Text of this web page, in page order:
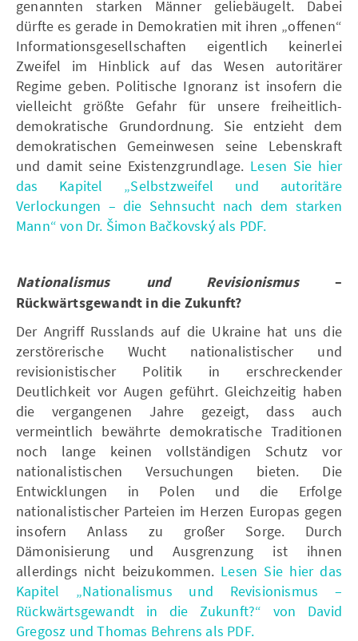
genannten starken Männer geliebäugelt. Dabei
dürfte es gerade in Demokratien mit ihren „offenen“
Informationsgesellschaften eigentlich keinerlei
Zweifel im Hinblick auf das Wesen autoritärer
Regime geben. Politische Ignoranz ist insofern die
vielleicht größte Gefahr für unsere freiheitlich-
demokratische Grundordnung. Sie entzieht dem
demokratischen Gemeinwesen seine Lebenskraft
und damit seine Existenzgrundlage. Lesen Sie hier
das Kapitel „Selbstzweifel und autoritäre
Verlockungen – die Sehnsucht nach dem starken
Mann“ von Dr. Šimon Bačkovský als PDF.
Nationalismus und Revisionismus –
Rückwärtsgewandt in die Zukunft?
Der Angriff Russlands auf die Ukraine hat uns die
zerstörerische Wucht nationalistischer und
revisionistischer Politik in erschreckender
Deutlichkeit vor Augen geführt. Gleichzeitig haben
die vergangenen Jahre gezeigt, dass auch
vermeintlich bewährte demokratische Traditionen
noch lange keinen vollständigen Schutz vor
nationalistischen Versuchungen bieten. Die
Entwicklungen in Polen und die Erfolge
nationalistischer Parteien im Herzen Europas gegen
insofern Anlass zu großer Sorge. Durch
Dämonisierung und Ausgrenzung ist ihnen
allerdings nicht beizukommen.Lesen Sie hier das
Kapitel „Nationalismus und Revisionismus –
Rückwärtsgewandt in die Zukunft?“ von David
Gregosz und Thomas Behrens als PDF.